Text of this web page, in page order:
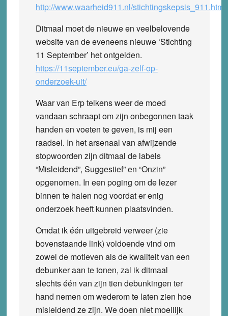
http://www.waarheid911.nl/stichtingskepsis_911.html
Ditmaal moet de nieuwe en veelbelovende
website van de eveneens nieuwe ‘Stichting
11 September’ het ontgelden.
https://11september.eu/ga-zelf-op-
onderzoek-uit/
Waar van Erp telkens weer de moed
vandaan schraapt om zijn onbegonnen taak
handen en voeten te geven, is mij een
raadsel. In het arsenaal van afwijzende
stopwoorden zijn ditmaal de labels
“Misleidend”, Suggestief” en “Onzin”
opgenomen. In een poging om de lezer
binnen te halen nog voordat er enig
onderzoek heeft kunnen plaatsvinden.
Omdat ik één uitgebreid verweer (zie
bovenstaande link) voldoende vind om
zowel de motieven als de kwaliteit van een
debunker aan te tonen, zal ik ditmaal
slechts één van zijn tien debunkingen ter
hand nemen om wederom te laten zien hoe
misleidend ze zijn. We doen niet moeilijk